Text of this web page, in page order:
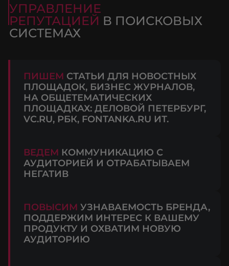
УПРАВЛЕНИЕ
РЕПУТАЦИЕЙ В ПОИСКОВЫХ
СИСТЕМАХ
ПИШЕМ СТАТЬИ ДЛЯ НОВОСТНЫХ
ПЛОЩАДОК, БИЗНЕС ЖУРНАЛОВ,
НА ОБЩЕТЕМАТИЧЕСКИХ
ПЛОЩАДКАХ: ДЕЛОВОЙ ПЕТЕРБУРГ,
VC.RU, РБК, FONTANKA.RU ИТ.
ВЕДЕМ КОММУНИКАЦИЮ С
АУДИТОРИЕЙ И ОТРАБАТЫВАЕМ
НЕГАТИВ
ПОВЫСИМ УЗНАВАЕМОСТЬ БРЕНДА,
ПОДДЕРЖИМ ИНТЕРЕС К ВАШЕМУ
ПРОДУКТУ И ОХВАТИМ НОВУЮ
АУДИТОРИЮ